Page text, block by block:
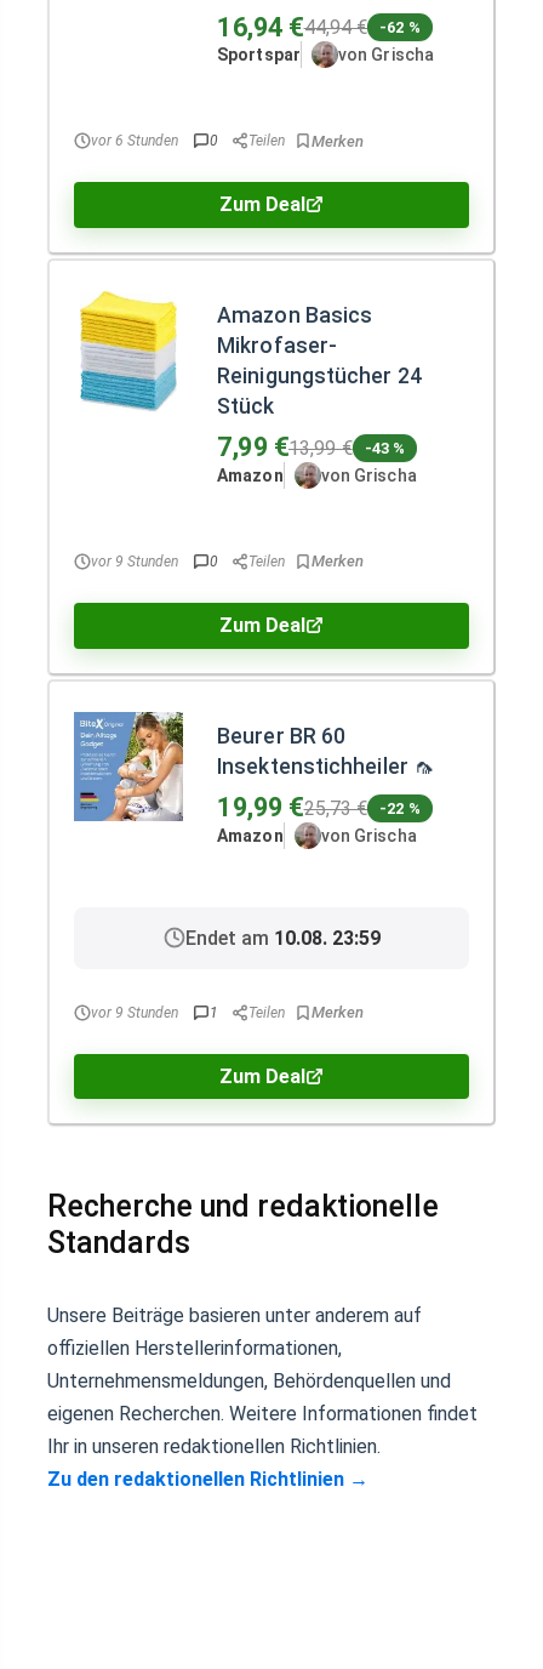
16,94 €44,94 € -62 %
Sportspar von Grischa
vor 6 Stunden 0 Teilen
Zum Deal
Amazon Basics
Mikrofaser-
Reinigungstücher 24
Stück
7,99 €13,99 € -43 %
Amazon von Grischa
vor 9 Stunden 0 Teilen
Zum Deal
Beurer BR 60
Insektenstichheiler 🦟
19,99 €25,73 € -22 %
Amazon von Grischa
Endet am 10.08. 23:59
vor 9 Stunden 1 Teilen
Zum Deal
Recherche und redaktionelle
Standards
Unsere Beiträge basieren unter anderem auf
offiziellen Herstellerinformationen,
Unternehmensmeldungen, Behördenquellen und
eigenen Recherchen. Weitere Informationen findet
Ihr in unseren redaktionellen Richtlinien.
Zu den redaktionellen Richtlinien →